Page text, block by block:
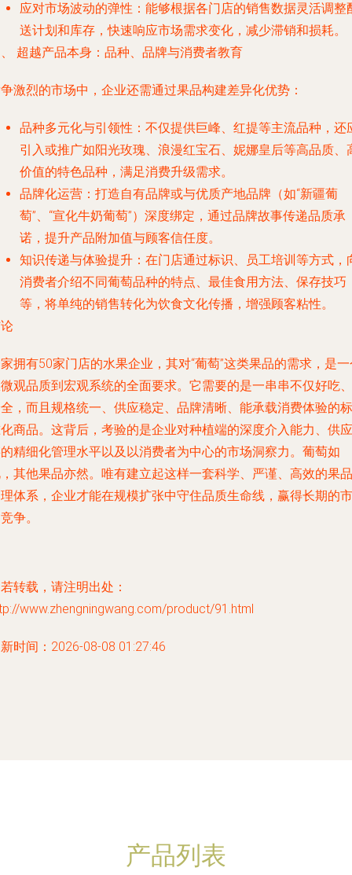
应对市场波动的弹性 ：能够根据各门店的销售数据灵活调整
送计划和库存，快速响应市场需求变化，减少滞销和损耗。
超越产品本身：品种、品牌与消费者教育
激烈的市场中，企业还需通过果品构建差异化优势：
品种多元化与引领性 ：不仅提供巨峰、红提等主流品种，还
引入或推广如阳光玫瑰、浪漫红宝石、妮娜皇后等高品质、
价值的特色品种，满足消费升级需求。
品牌化运营 ：打造自有品牌或与优质产地品牌（如“新疆葡
萄”、“宣化牛奶葡萄”）深度绑定，通过品牌故事传递品质承
诺，提升产品附加值与顾客信任度。
知识传递与体验提升 ：在门店通过标识、员工培训等方式，
消费者介绍不同葡萄品种的特点、最佳食用方法、保存技巧
等，将单纯的销售转化为饮食文化传播，增强顾客粘性。
拥有50家门店的水果企业，其对“葡萄”这类果品的需求，是
微观品质到宏观系统的全面要求。它需要的是一串串不仅好吃、
，而且规格统一、供应稳定、品牌清晰、能承载消费体验的标
商品。这背后，考验的是企业对种植端的深度介入能力、供应
精细化管理水平以及以消费者为中心的市场洞察力。葡萄如
其他果品亦然。唯有建立起这样一套科学、严谨、高效的果品
体系，企业才能在规模扩张中守住品质生命线，赢得长期的市
争。
转载，请注明出处：
www.zhengningwang.com/product/91.html
时间：2026-08-08 01:27:46
产品列表